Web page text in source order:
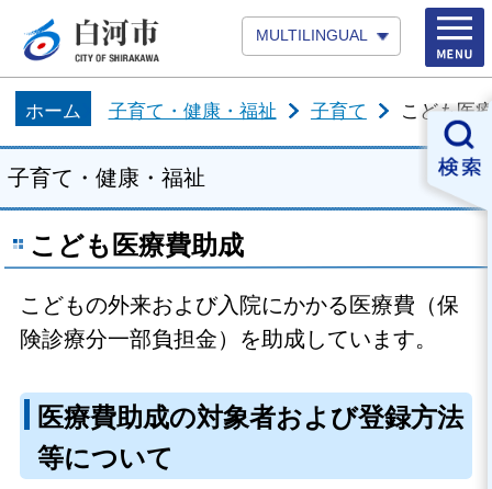
MULTILINGUAL
ホーム 子育て・健康・福祉 子育て こども医
子育て・健康・福祉
こども医療費助成
こどもの外来および入院にかかる医療費（保
険診療分一部負担金）を助成しています。
医療費助成の対象者および登録方法
等について